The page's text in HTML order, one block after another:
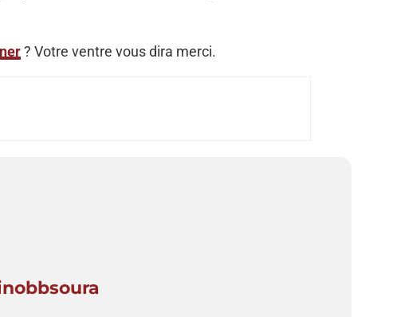
? Votre ventre vous dira merci.